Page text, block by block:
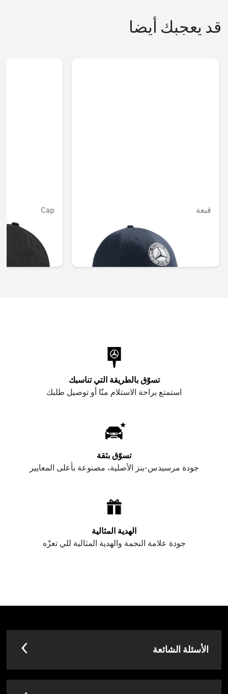
قد يعجبك أيضا
قبعة
AED 176.40
Cap
AED 117.60
تسوّق بالطريقة التي تناسبك
استمتع براحة الاستلام منّا أو توصيل طلبك
تسوّق بثقة
جودة مرسيدس-بنز الأصلية، مصنوعة بأعلى المعايير
الهدية المثالية
جودة علامة النجمة والهدية المثالية للي تعزّه
الأسئلة الشائعة